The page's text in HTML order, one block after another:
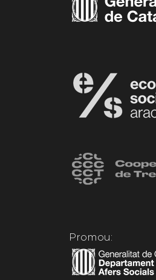
Promou: